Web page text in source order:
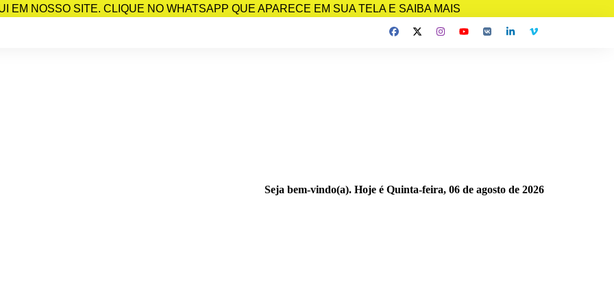
EM NOSSO SITE. CLIQUE NO WHATSAPP QUE APARECE EM SUA TELA E SAIBA MAIS
Seja bem-vindo(a). Hoje é Quinta-feira, 06 de agosto de 2026